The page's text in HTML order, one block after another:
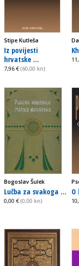
Stipe Kutleša
Iz povijesti
hrvatske ...
7,96 € (60,00 kn)
Bogoslav Šulek
Lučba za svakoga ...
0,00 € (0,00 kn)